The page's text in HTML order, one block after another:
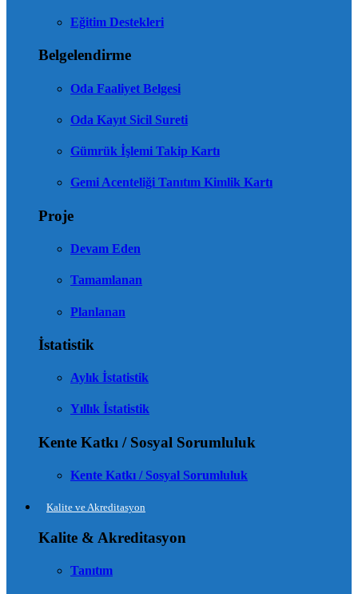
Eğitim Destekleri
Belgelendirme
Oda Faaliyet Belgesi
Oda Kayıt Sicil Sureti
Gümrük İşlemi Takip Kartı
Gemi Acenteliği Tanıtım Kimlik Kartı
Proje
Devam Eden
Tamamlanan
Planlanan
İstatistik
Aylık İstatistik
Yıllık İstatistik
Kente Katkı / Sosyal Sorumluluk
Kente Katkı / Sosyal Sorumluluk
Kalite ve Akreditasyon
Kalite & Akreditasyon
Tanıtım